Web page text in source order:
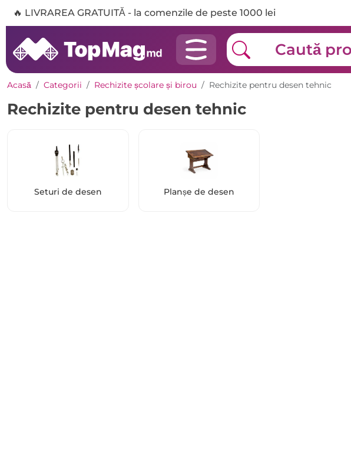
🔥 LIVRAREA GRATUITĂ - la comenzile de peste 1000 lei
Acasă Categorii Rechizite școlare și birou Rechizite pentru desen tehnic
Rechizite pentru desen tehnic
Seturi de desen Planșe de desen